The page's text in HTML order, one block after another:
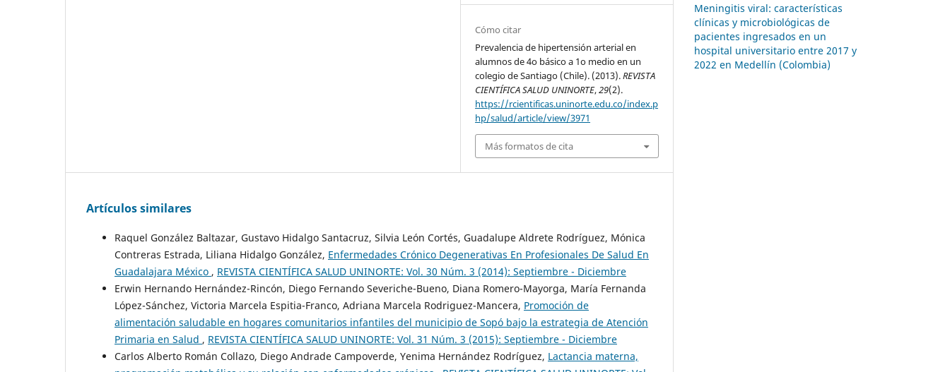
Cómo citar
Prevalencia de hipertensión arterial en
alumnos de 4o básico a 1o medio en un
colegio de Santiago (Chile). (2013).REVISTA
CIENTÍFICA SALUD UNINORTE,29(2).
https://rcientificas.uninorte.edu.co/index.p
hp/salud/article/view/3971
Más formatos de cita
Artículos similares
Raquel González Baltazar, Gustavo Hidalgo Santacruz, Silvia León Cortés, Guadalupe Aldrete Rodríguez, Mónica
Contreras Estrada, Liliana Hidalgo González, Enfermedades Crónico Degenerativas En Profesionales De Salud En
Guadalajara México , REVISTA CIENTÍFICA SALUD UNINORTE: Vol. 30 Núm. 3 (2014): Septiembre - Diciembre
Erwin Hernando Hernández-Rincón, Diego Fernando Severiche-Bueno, Diana Romero-Mayorga, María Fernanda
López-Sánchez, Victoria Marcela Espitia-Franco, Adriana Marcela Rodriguez-Mancera, Promoción de
alimentación saludable en hogares comunitarios infantiles del municipio de Sopó bajo la estrategia de Atención
Primaria en Salud , REVISTA CIENTÍFICA SALUD UNINORTE: Vol. 31 Núm. 3 (2015): Septiembre - Diciembre
Carlos Alberto Román Collazo, Diego Andrade Campoverde, Yenima Hernández Rodríguez, Lactancia materna,
Meningitis viral: características
clínicas y microbiológicas de
pacientes ingresados en un
hospital universitario entre 2017 y
2022 en Medellín (Colombia)